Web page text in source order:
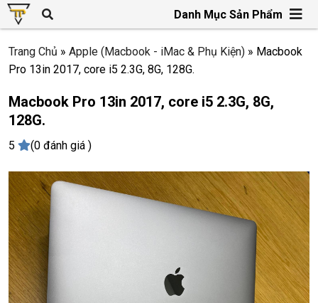
Danh Mục Sản Phẩm
Trang Chủ » Apple (Macbook - iMac & Phụ Kiện) » Macbook
Pro 13in 2017, core i5 2.3G, 8G, 128G.
Macbook Pro 13in 2017, core i5 2.3G, 8G,
128G.
5 (0 đánh giá )